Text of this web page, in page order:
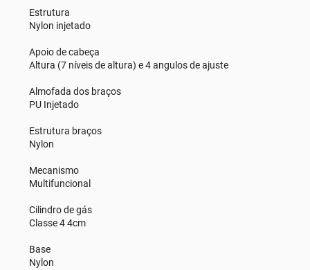
Estrutura
Nylon injetado
Apoio de cabeça
Altura (7 níveis de altura) e 4 angulos de ajuste
Almofada dos braços
PU Injetado
Estrutura braços
Nylon
Mecanismo
Multifuncional
Cilindro de gás
Classe 4 4cm
Base
Nylon